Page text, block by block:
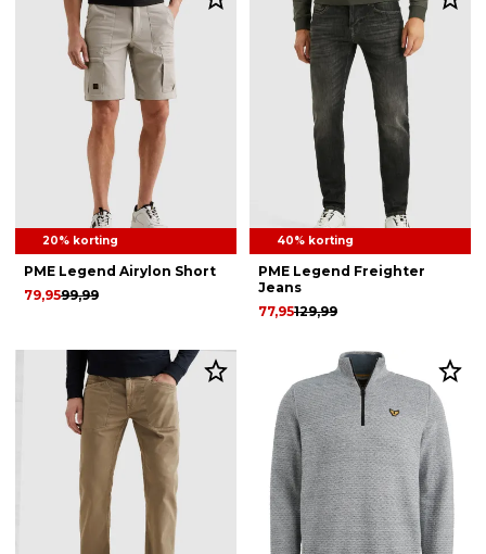
20% korting
PME Legend Airylon Short
99,99
79,95
40% korting
PME Legend Freighter
Jeans
129,99
77,95